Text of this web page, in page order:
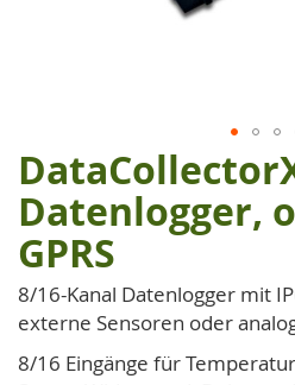
Zum
Anfang
der
Bildgalerie
springen
Datenlogger,
GPRS
8/16-Kanal Datenlogger mit
externe Sensoren oder
8/16 Eingänge für